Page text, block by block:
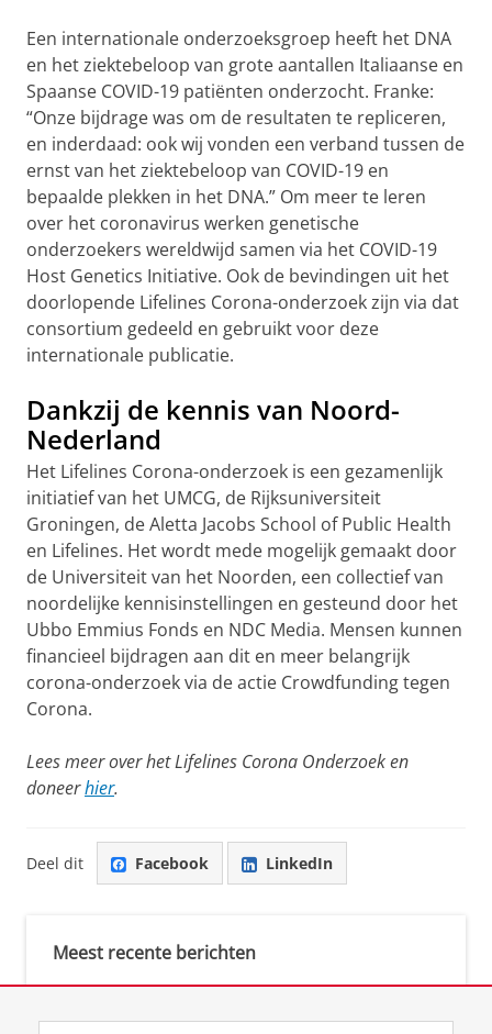
Een internationale onderzoeksgroep heeft het DNA
en het ziektebeloop van grote aantallen Italiaanse en
Spaanse COVID-19 patiënten onderzocht. Franke:
“Onze bijdrage was om de resultaten te repliceren,
en inderdaad: ook wij vonden een verband tussen de
ernst van het ziektebeloop van COVID-19 en
bepaalde plekken in het DNA.” Om meer te leren
over het coronavirus werken genetische
onderzoekers wereldwijd samen via het COVID-19
Host Genetics Initiative. Ook de bevindingen uit het
doorlopende Lifelines Corona-onderzoek zijn via dat
consortium gedeeld en gebruikt voor deze
internationale publicatie.
Dankzij de kennis van Noord-
Nederland
Het Lifelines Corona-onderzoek is een gezamenlijk
initiatief van het UMCG, de Rijksuniversiteit
Groningen, de Aletta Jacobs School of Public Health
en Lifelines. Het wordt mede mogelijk gemaakt door
de Universiteit van het Noorden, een collectief van
noordelijke kennisinstellingen en gesteund door het
Ubbo Emmius Fonds en NDC Media. Mensen kunnen
financieel bijdragen aan dit en meer belangrijk
corona-onderzoek via de actie Crowdfunding tegen
Corona.
Lees meer over het Lifelines Corona Onderzoek en
doneerhier.
Deel dit Facebook LinkedIn
Meest recente berichten